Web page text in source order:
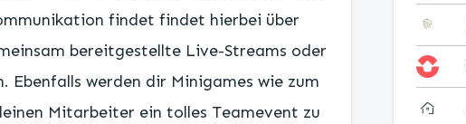
findet findet hierbei über
bereitgestellte Live-Streams oder
werden dir Minigames wie zum
Mitarbeiter ein tolles Teamevent zu